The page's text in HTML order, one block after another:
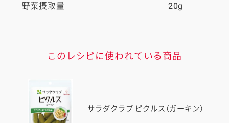
野菜摂取量 20g
このレシピに使われている商品
サラダクラブ ピクルス（ガーキン）